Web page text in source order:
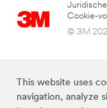
This website uses
navigation, analyze
Cookie-
© 3M